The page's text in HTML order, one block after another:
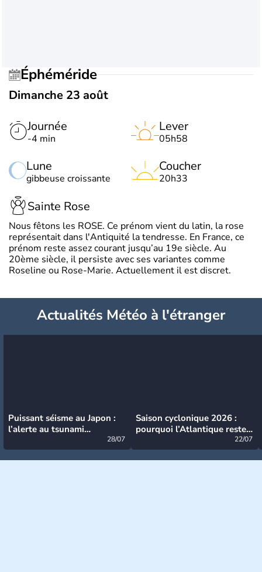
Éphéméride
Dimanche 23 août
Journée
-4 min
Lune
gibbeuse croissante
Lever
05h58
Coucher
20h33
Sainte Rose
Nous fêtons les ROSE. Ce prénom vient du latin, la rose
représentait dans l'Antiquité la tendresse. En France, ce
prénom reste assez courant jusqu’au 19e siècle. Au
20ème siècle, il persiste avec ses variantes comme
Roseline ou Rose-Marie. Actuellement il est discret.
Actualités Météo à l'étranger
Puissant séisme au Japon :
l’alerte au tsunami
28/07
Saison cyclonique 2026 :
pourquoi l’Atlantique reste
22/07